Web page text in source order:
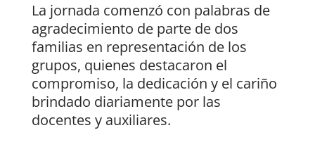
La jornada comenzó con palabras de
agradecimiento de parte de dos
familias en representación de los
grupos, quienes destacaron el
compromiso, la dedicación y el cariño
brindado diariamente por las
docentes y auxiliares.